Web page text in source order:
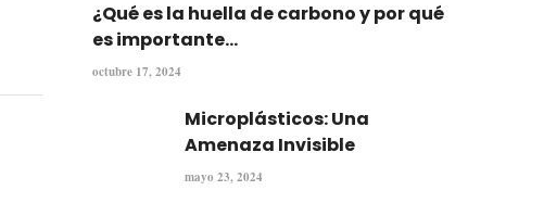
¿Qué es la huella de carbono y por qué
es importante...
octubre 17, 2024
Microplásticos: Una
Amenaza Invisible
mayo 23, 2024